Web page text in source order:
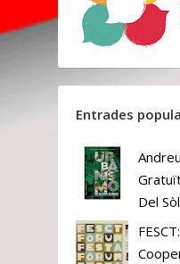
Entrades
Del